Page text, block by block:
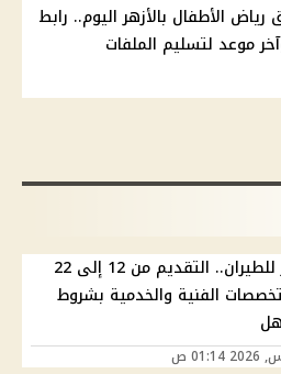
الأطفال بالأزهر اليوم.. رابط
موعد لتسليم الملفات
وظائف مصر للطيران.. التقديم من 12 إلى 22
الفنية والخدمية بشروط